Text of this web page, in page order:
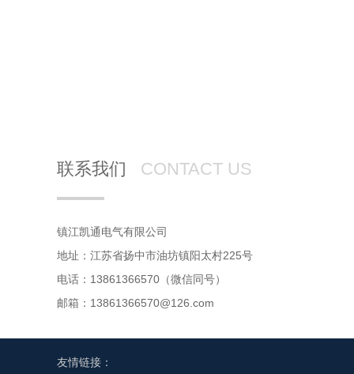
联系我们 CONTACT US
镇江凯通电气有限公司
地址：江苏省扬中市油坊镇阳太村225号
电话：13861366570（微信同号）
邮箱：13861366570@126.com
友情链接：